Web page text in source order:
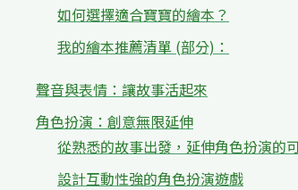
如何選擇適合寶寶的繪本？
我的繪本推薦清單 (部分)：
聲音與表情：讓故事活起來
角色扮演：創意無限延伸
從熟悉的故事出發，延伸角色扮演的
設計互動性強的角色扮演遊戲